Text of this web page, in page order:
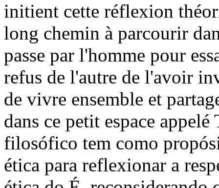
initient cette réflexion
long chemin à parcourir
passe par l'homme pour
refus de l'autre de l'avoir
de vivre ensemble et
dans ce petit espace
filosófico tem como
ética para reflexionar a